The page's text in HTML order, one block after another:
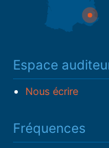
Espace
Nous écrire
Fréquences